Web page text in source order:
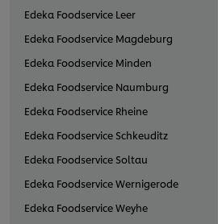
Edeka Foodservice Leer
Edeka Foodservice Magdeburg
Edeka Foodservice Minden
Edeka Foodservice Naumburg
Edeka Foodservice Rheine
Edeka Foodservice Schkeuditz
Edeka Foodservice Soltau
Edeka Foodservice Wernigerode
Edeka Foodservice Weyhe